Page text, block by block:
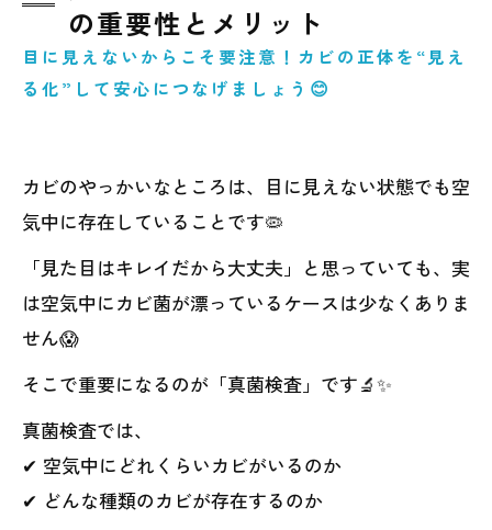
の重要性とメリット
目に見えないからこそ要注意！カビの正体を“見え
る化”して安心につなげましょう😊
カビのやっかいなところは、目に見えない状態でも空
気中に存在していることです🦠
「見た目はキレイだから大丈夫」と思っていても、実
は空気中にカビ菌が漂っているケースは少なくありま
せん😱
そこで重要になるのが「真菌検査」です🔬✨
真菌検査では、
✔ 空気中にどれくらいカビがいるのか
✔ どんな種類のカビが存在するのか